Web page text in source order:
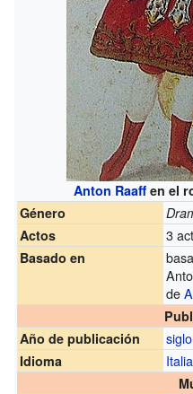
Anton Raaffen el
Género
Actos
3
Basado en
de
Año de publicación
Idioma